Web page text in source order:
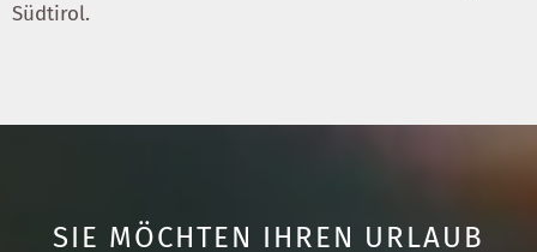
Südtirol.
SIE MÖCHTEN IHREN URLAUB